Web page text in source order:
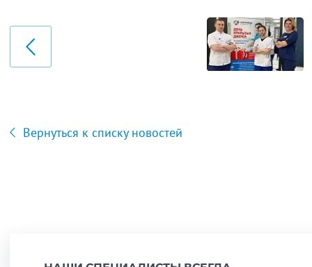
Вернуться к списку новостей